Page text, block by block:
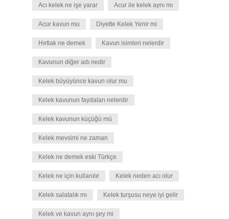
Acı kelek ne işe yarar Acur ile kelek aynı mı
Acur kavun mu Diyette Kelek Yenir mi
Hırtlak ne demek Kavun isimleri nelerdir
Kavunun diğer adı nedir
Kelek büyüyünce kavun olur mu
Kelek kavunun faydaları nelerdir
Kelek kavunun küçüğü mü
Kelek mevsimi ne zaman
Kelek ne demek eski Türkçe
Kelek ne için kullanılır Kelek neden acı olur
Kelek salatalık mı Kelek turşusu neye iyi gelir
Kelek ve kavun aynı şey mi